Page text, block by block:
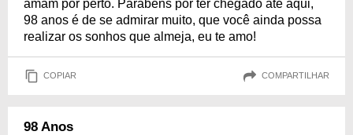
amam por perto. Parabéns por ter chegado até aqui,
98 anos é de se admirar muito, que você ainda possa
realizar os sonhos que almeja, eu te amo!
COPIAR COMPARTILHAR
98 Anos